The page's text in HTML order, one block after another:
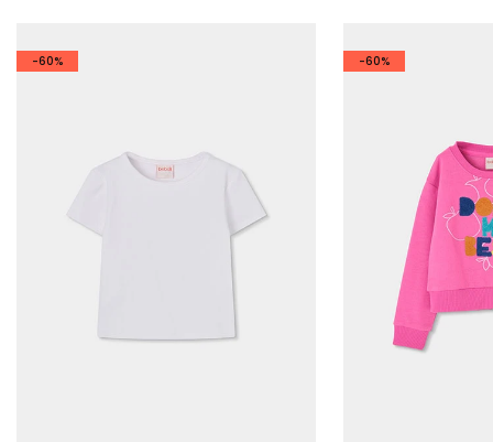
-60% -60%